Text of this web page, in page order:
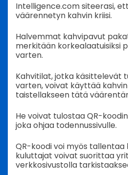
Intelligence.com siteerasi,
väärennetyn kahvin kriisi.
Halvemmat kahvipavut
merkitään korkealaatuisiksi
varten.
Kahvitilat, jotka käsittelevät
varten, voivat käyttää
taistellakseen tätä
He voivat tulostaa QR-
joka ohjaa todennussivulle.
QR-koodi voi myös tallentaa
kuluttajat voivat suorittaa
verkkosivustolla